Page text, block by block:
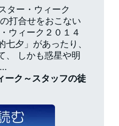
ター・ウィーク
打合せをおこない
ウィーク２０１４
夕」があったり、
、 しかも惑星や明
ーク～スタッフの徒